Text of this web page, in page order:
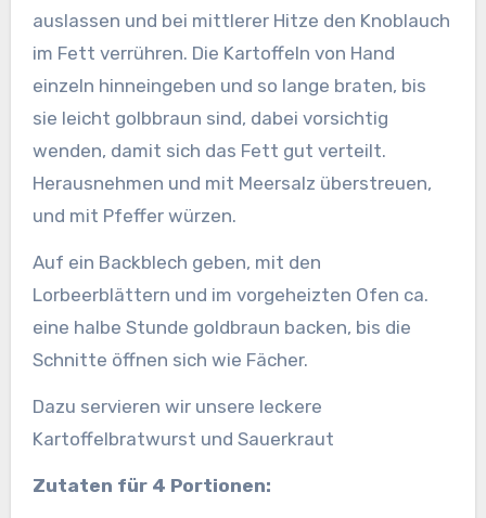
auslassen und bei mittlerer Hitze den Knoblauch
im Fett verrühren. Die Kartoffeln von Hand
einzeln hinneingeben und so lange braten, bis
sie leicht golbbraun sind, dabei vorsichtig
wenden, damit sich das Fett gut verteilt.
Herausnehmen und mit Meersalz überstreuen,
und mit Pfeffer würzen.
Auf ein Backblech geben, mit den
Lorbeerblättern und im vorgeheizten Ofen ca.
eine halbe Stunde goldbraun backen, bis die
Schnitte öffnen sich wie Fächer.
Dazu servieren wir unsere leckere
Kartoffelbratwurst und Sauerkraut
Zutaten für 4 Portionen: